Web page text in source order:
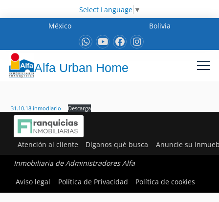
Select Language ▼
México
Bolivia
Alfa Urban Home
31.10.18 inmodiario_ Descarga
Atención al cliente Díganos qué busca Anuncie su
Inmobiliaria de Administradores Alfa
Aviso legal
Política de Privacidad Política de cookies